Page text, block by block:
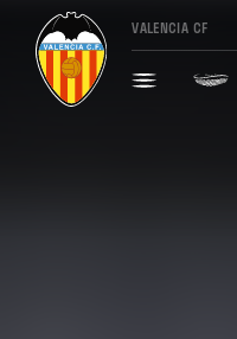
VALENCIA CF